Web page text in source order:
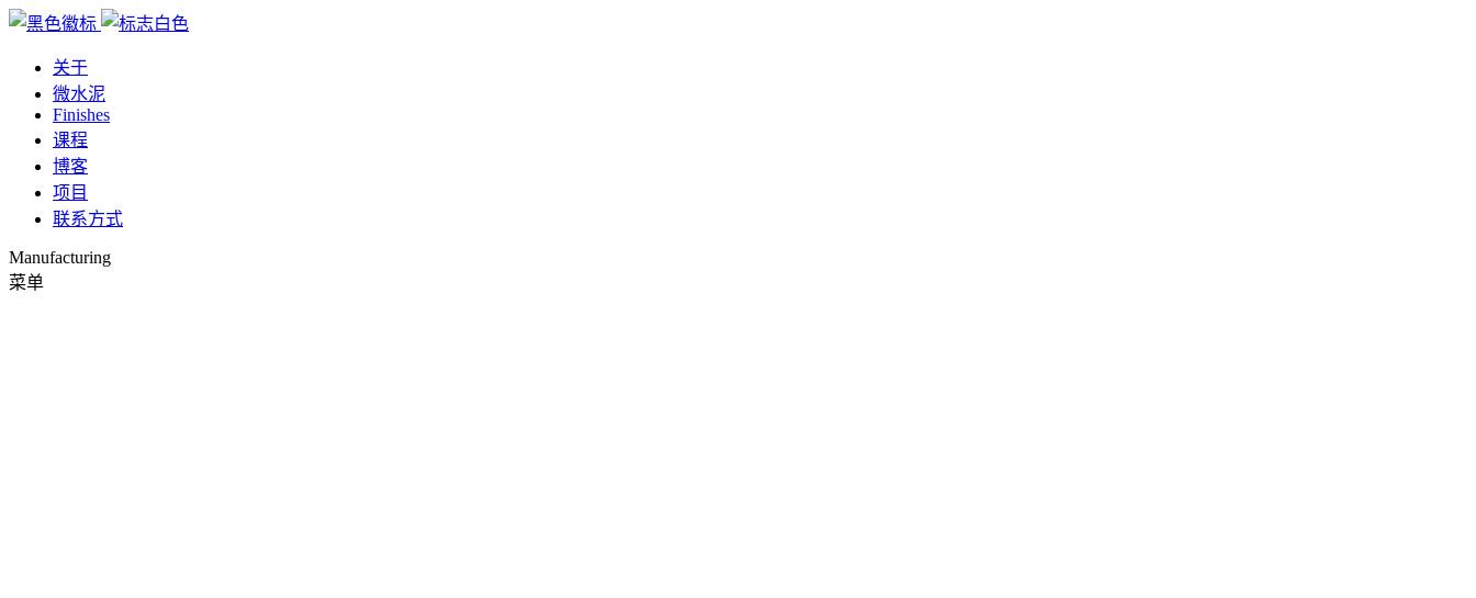
关于
微水泥
Finishes
课程
博客
项目
联系方式
Manufacturing
菜单